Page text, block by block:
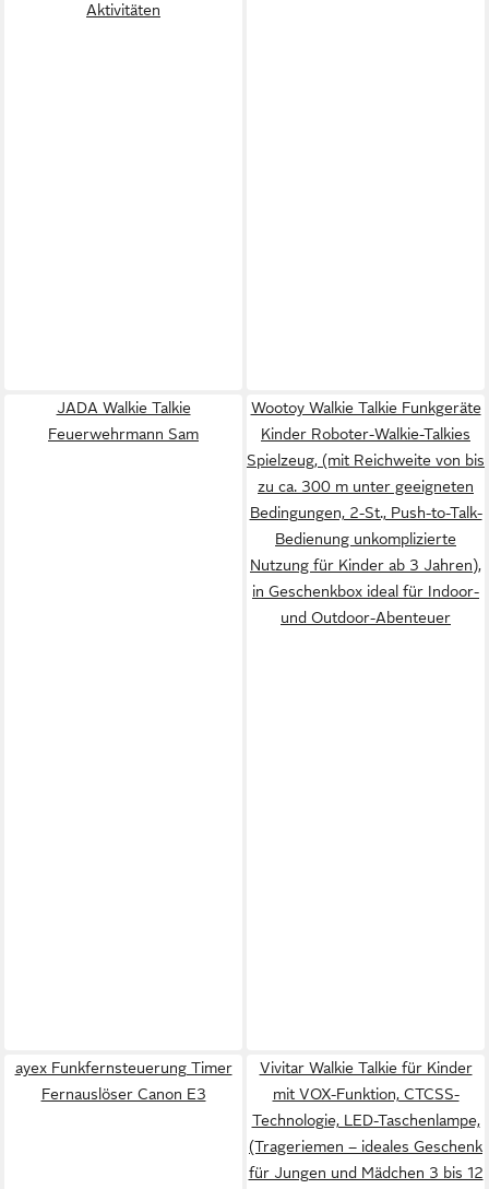
Aktivitäten
JADA Walkie Talkie
Feuerwehrmann Sam
Wootoy Walkie Talkie Funkgeräte
Kinder Roboter-Walkie-Talkies
Spielzeug, (mit Reichweite von bis
zu ca. 300 m unter geeigneten
Bedingungen, 2-St., Push-to-Talk-
Bedienung unkomplizierte
Nutzung für Kinder ab 3 Jahren),
in Geschenkbox ideal für Indoor-
und Outdoor-Abenteuer
ayex Funkfernsteuerung Timer
Fernauslöser Canon E3
Vivitar Walkie Talkie für Kinder
mit VOX-Funktion, CTCSS-
Technologie, LED-Taschenlampe,
(Trageriemen – ideales Geschenk
für Jungen und Mädchen 3 bis 12